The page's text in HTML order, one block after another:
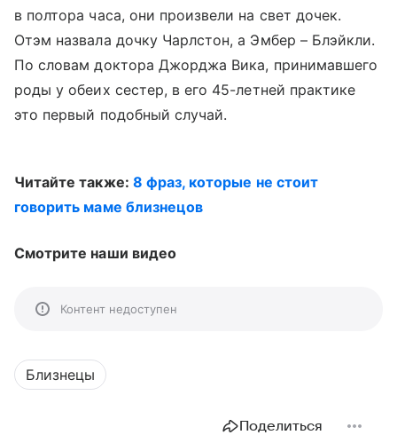
в полтора часа, они произвели на свет дочек.
Отэм назвала дочку Чарлстон, а Эмбер – Блэйкли.
По словам доктора Джорджа Вика, принимавшего
роды у обеих сестер, в его 45-летней практике
это первый подобный случай.
Читайте также: 8 фраз, которые не стоит
говорить маме близнецов
Смотрите наши видео
Контент недоступен
Близнецы
Поделиться